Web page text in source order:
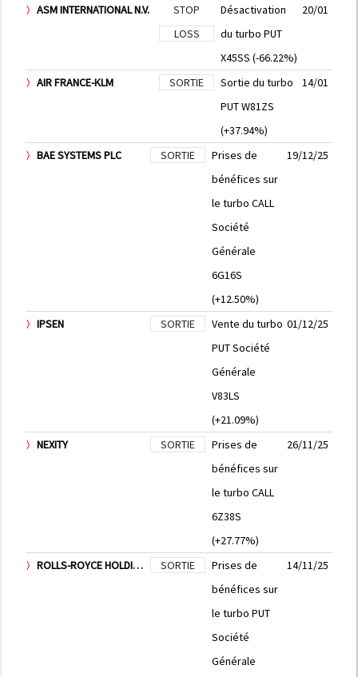
ASM INTERNATIONAL N.V.
STOP
LOSS
Désactivation
du turbo PUT
X45SS (-66.22%)
20/01
AIR FRANCE-KLM SORTIE
Sortie du turbo
PUT W81ZS
(+37.94%)
14/01
BAE SYSTEMS PLC SORTIE
Prises de
bénéfices sur
le turbo CALL
Société
Générale
6G16S
(+12.50%)
19/12/25
IPSEN SORTIE
Vente du turbo
PUT Société
Générale
V83LS
(+21.09%)
01/12/25
NEXITY SORTIE
Prises de
bénéfices sur
le turbo CALL
6Z38S
(+27.77%)
26/11/25
ROLLS-ROYCE HOLDINGS PLC SORTIE
Prises de
bénéfices sur
le turbo PUT
Société
Générale
14/11/25